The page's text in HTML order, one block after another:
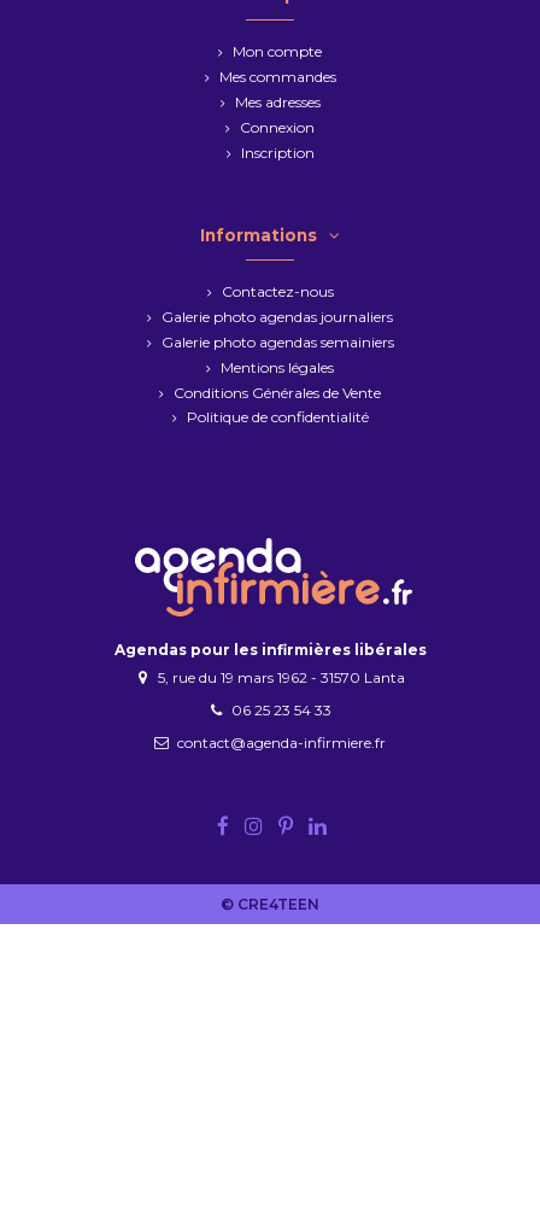
Mon compte
Mes commandes
Mes adresses
Connexion
Inscription
Informations
Contactez-nous
Galerie photo agendas journaliers
Galerie photo agendas semainiers
Mentions légales
Conditions Générales de Vente
Politique de confidentialité
Agendas pour les infirmières libérales
5, rue du 19 mars 1962 - 31570 Lanta
06 25 23 54 33
contact@agenda-infirmiere.fr
© CRE4TEEN